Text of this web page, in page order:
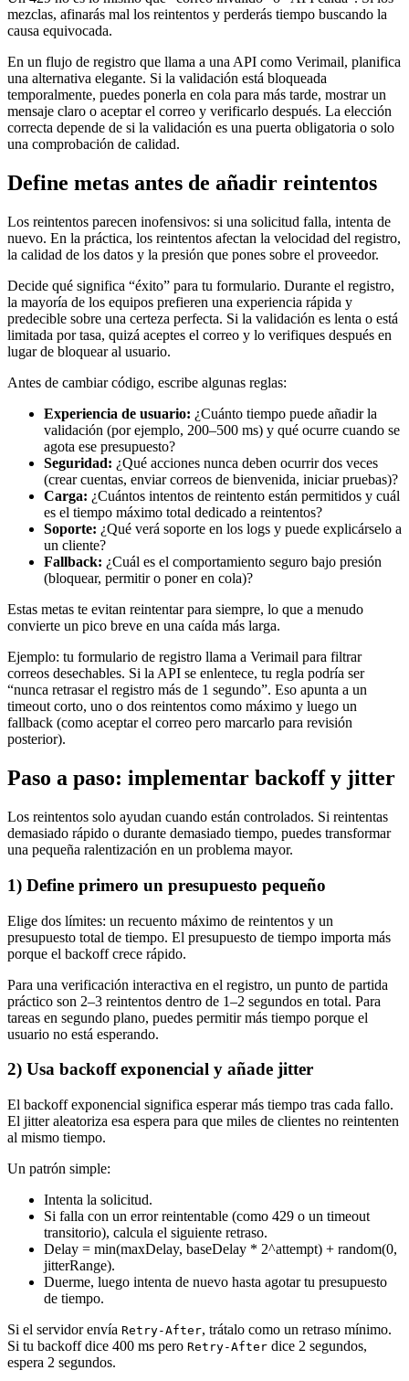
mezclas, afinarás mal los reintentos y perderás tiempo buscando la
causa equivocada.
En un flujo de registro que llama a una API como Verimail, planifica
una alternativa elegante. Si la validación está bloqueada
temporalmente, puedes ponerla en cola para más tarde, mostrar un
mensaje claro o aceptar el correo y verificarlo después. La elección
correcta depende de si la validación es una puerta obligatoria o solo
una comprobación de calidad.
Define metas antes de añadir reintentos
Los reintentos parecen inofensivos: si una solicitud falla, intenta de
nuevo. En la práctica, los reintentos afectan la velocidad del registro,
la calidad de los datos y la presión que pones sobre el proveedor.
Decide qué significa “éxito” para tu formulario. Durante el registro,
la mayoría de los equipos prefieren una experiencia rápida y
predecible sobre una certeza perfecta. Si la validación es lenta o está
limitada por tasa, quizá aceptes el correo y lo verifiques después en
lugar de bloquear al usuario.
Antes de cambiar código, escribe algunas reglas:
Experiencia de usuario: ¿Cuánto tiempo puede añadir la
validación (por ejemplo, 200–500 ms) y qué ocurre cuando se
agota ese presupuesto?
Seguridad: ¿Qué acciones nunca deben ocurrir dos veces
(crear cuentas, enviar correos de bienvenida, iniciar pruebas)?
Carga: ¿Cuántos intentos de reintento están permitidos y cuál
es el tiempo máximo total dedicado a reintentos?
Soporte: ¿Qué verá soporte en los logs y puede explicárselo a
un cliente?
Fallback: ¿Cuál es el comportamiento seguro bajo presión
(bloquear, permitir o poner en cola)?
Estas metas te evitan reintentar para siempre, lo que a menudo
convierte un pico breve en una caída más larga.
Ejemplo: tu formulario de registro llama a Verimail para filtrar
correos desechables. Si la API se enlentece, tu regla podría ser
“nunca retrasar el registro más de 1 segundo”. Eso apunta a un
timeout corto, uno o dos reintentos como máximo y luego un
fallback (como aceptar el correo pero marcarlo para revisión
posterior).
Paso a paso: implementar backoff y jitter
Los reintentos solo ayudan cuando están controlados. Si reintentas
demasiado rápido o durante demasiado tiempo, puedes transformar
una pequeña ralentización en un problema mayor.
1) Define primero un presupuesto pequeño
Elige dos límites: un recuento máximo de reintentos y un
presupuesto total de tiempo. El presupuesto de tiempo importa más
porque el backoff crece rápido.
Para una verificación interactiva en el registro, un punto de partida
práctico son 2–3 reintentos dentro de 1–2 segundos en total. Para
tareas en segundo plano, puedes permitir más tiempo porque el
usuario no está esperando.
2) Usa backoff exponencial y añade jitter
El backoff exponencial significa esperar más tiempo tras cada fallo.
El jitter aleatoriza esa espera para que miles de clientes no reintenten
al mismo tiempo.
Un patrón simple:
Intenta la solicitud.
Si falla con un error reintentable (como 429 o un timeout
transitorio), calcula el siguiente retraso.
Delay = min(maxDelay, baseDelay * 2^attempt) + random(0,
jitterRange).
Duerme, luego intenta de nuevo hasta agotar tu presupuesto
de tiempo.
Si el servidor envía Retry-After, trátalo como un retraso mínimo.
Si tu backoff dice 400 ms pero Retry-After dice 2 segundos,
espera 2 segundos.